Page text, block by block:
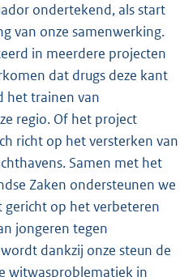
ondertekend, als start
van onze samenwerking.
in meerdere projecten
dat drugs deze kant
het trainen van
regio. Of het project
richt op het versterken van
Samen met het
Zaken ondersteunen we
gericht op het verbeteren
jongeren tegen
dankzij onze steun de
witwasproblematiek in